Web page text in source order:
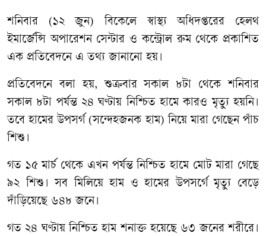
শনিবার (১২ জুন) বিকেলে স্বাস্থ্য অধিদপ্তরের হেলথ
ইমার্জেন্সি অপারেশন সেন্টার ও কন্ট্রোল রুম থেকে প্রকাশিত
এক প্রতিবেদনে এ তথ্য জানানো হয়।
প্রতিবেদনে বলা হয়, শুক্রবার সকাল ৮টা থেকে শনিবার
সকাল ৮টা পর্যন্ত ২৪ ঘণ্টায় নিশ্চিত হামে কারও মৃত্যু হয়নি।
তবে হামের উপসর্গ (সন্দেহজনক হাম) নিয়ে মারা গেছেন পাঁচ
শিশু।
গত ১৫ মার্চ থেকে এখন পর্যন্ত নিশ্চিত হামে মোট মারা গেছে
৯২ শিশু। সব মিলিয়ে হাম ও হামের উপসর্গে মৃত্যু বেড়ে
দাঁড়িয়েছে ৬৪৮ জনে।
গত ২৪ ঘণ্টায় নিশ্চিত হাম শনাক্ত হয়েছে ৬৩ জনের শরীরে।